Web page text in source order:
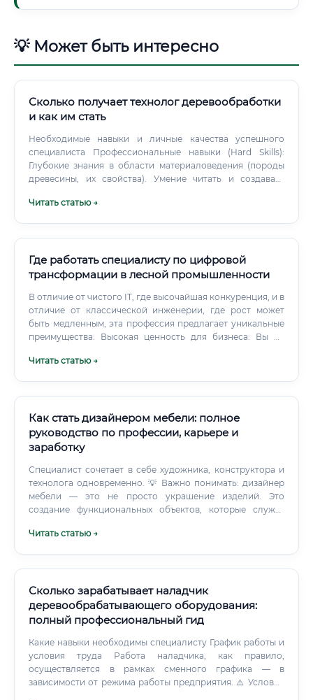
💡 Может быть интересно
Сколько получает технолог деревообработки
и как им стать
Необходимые навыки и личные качества успешного
специалиста Профессиональные навыки (Hard Skills):
Глубокие знания в области материаловедения (породы
древесины, их свойства). Умение читать и создавать
Читать статью →
Где работать специалисту по цифровой
трансформации в лесной промышленности
В отличие от чистого IT, где высочайшая конкуренция, и в
отличие от классической инженерии, где рост может
быть медленным, эта профессия предлагает уникальные
преимущества: Высокая ценность для бизнеса: Вы не
влияете на прибыль компании. Результаты вашей работы
специалистов и много опытных технологов.
Читать статью →
Как стать дизайнером мебели: полное
руководство по профессии, карьере и
заработку
Специалист сочетает в себе художника, конструктора и
технолога одновременно. 💡 Важно понимать: дизайнер
мебели — это не просто украшение изделий. Это
создание функциональных объектов, которые служат
Читать статью →
Сколько зарабатывает наладчик
деревообрабатывающего оборудования:
полный профессиональный гид
Какие навыки необходимы специалисту График работы и
условия труда Работа наладчика, как правило,
осуществляется в рамках сменного графика — в
зависимости от режима работы предприятия. ⚠️ Условия